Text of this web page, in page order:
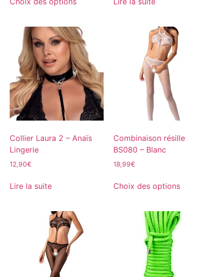
Collier Laura 2 – Anaïs
Lingerie
12,90€
Lire la suite
Combinaison résille
BS080 – Blanc
18,99€
Choix des options